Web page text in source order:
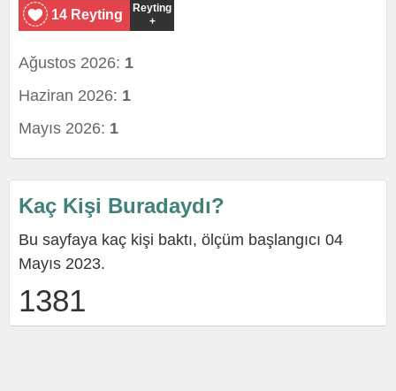
14 Reyting
Reyting
+
Ağustos 2026: 1
Haziran 2026: 1
Mayıs 2026: 1
Kaç Kişi Buradaydı?
Bu sayfaya kaç kişi baktı, ölçüm başlangıcı 04
Mayıs 2023.
1381